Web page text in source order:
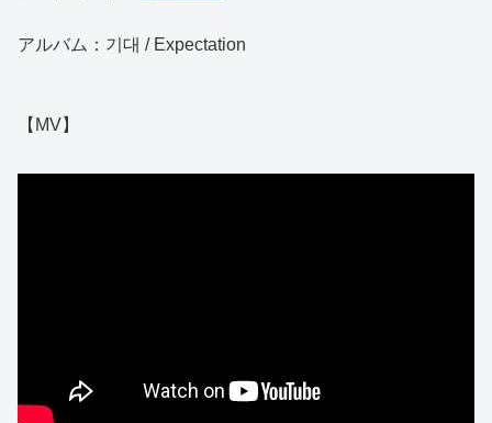
アルバム：기대 / Expectation
【MV】